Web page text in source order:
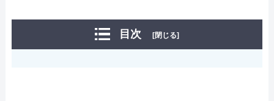
目次 [閉じる]